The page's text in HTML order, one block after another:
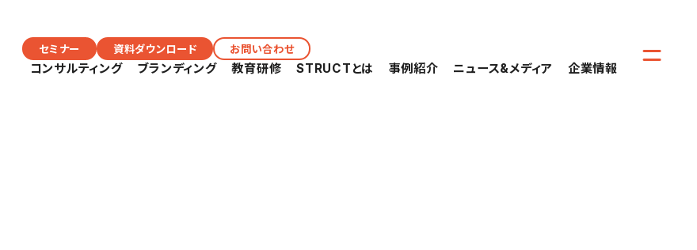
コンサルティング ブランディング 教育研修 STRUCTとは 事例紹介 ニュース&メディア 企業情報
セミナー 資料ダウンロード お問い合わせ